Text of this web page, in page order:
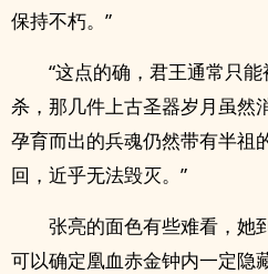
保持不朽。”
“这点的确，君王通常只
杀，那几件上古圣器岁月虽然
孕育而出的兵魂仍然带有半祖
回，近乎无法毁灭。”
张亮的面色有些难看，她
可以确定凰血赤金钟内一定隐